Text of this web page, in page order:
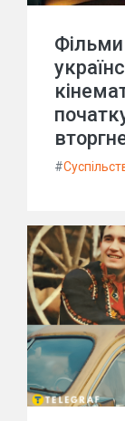
Фільми
#